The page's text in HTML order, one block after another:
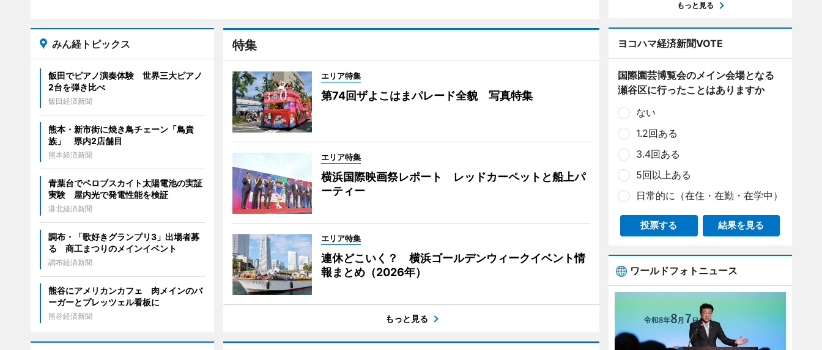
特集
エリア特集
第74回ザよこはまパレード全貌 写真特集
エリア特集
横浜国際映画祭レポート レッドカーペットと船上パ
ーティー
エリア特集
連休どこいく？ 横浜ゴールデンウィークイベント情
報まとめ（2026年）
もっと見る
みん経トピックス
飯田でピアノ演奏体験 世界三大ピアノ
2台を弾き比べ
飯田経済新聞
熊本・新市街に焼き鳥チェーン「鳥貴
族」 県内2店舗目
熊本経済新聞
青葉台でペロブスカイト太陽電池の実証
実験 屋内光で発電性能を検証
港北経済新聞
調布・「歌好きグランプリ3」出場者募
る 商工まつりのメインイベント
調布経済新聞
熊谷にアメリカンカフェ 肉メインのバ
ーガーとプレッツェル看板に
熊谷経済新聞
もっと見る
ヨコハマ経済新聞VOTE
国際園芸博覧会のメイン会場となる
瀬谷区に行ったことはありますか
ない
1.2回ある
3.4回ある
5回以上ある
日常的に（在住・在勤・在学中）
投票する 結果を見る
ワールドフォトニュース